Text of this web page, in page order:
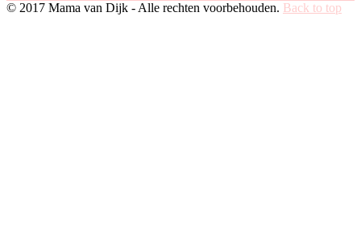
© 2017 Mama van Dijk - Alle rechten voorbehouden. Back to top